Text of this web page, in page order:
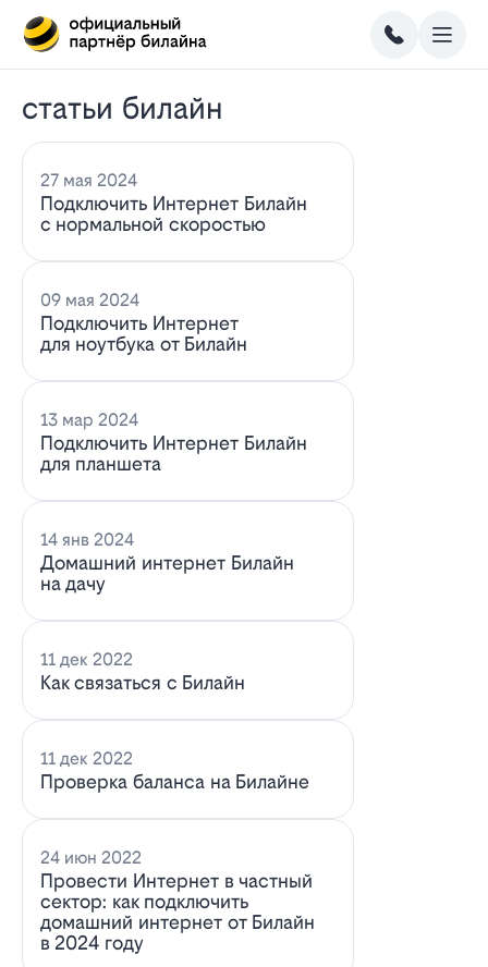
статьи билайн
27 мая 2024
Подключить Интернет Билайн
с нормальной скоростью
09 мая 2024
Подключить Интернет
для ноутбука от Билайн
13 мар 2024
Подключить Интернет Билайн
для планшета
14 янв 2024
Домашний интернет Билайн
на дачу
11 дек 2022
Как связаться с Билайн
11 дек 2022
Проверка баланса на Билайне
24 июн 2022
Провести Интернет в частный
сектор: как подключить
домашний интернет от Билайн
в 2024 году